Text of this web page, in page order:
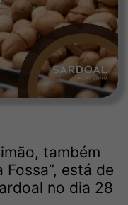
também
está de
no dia 28